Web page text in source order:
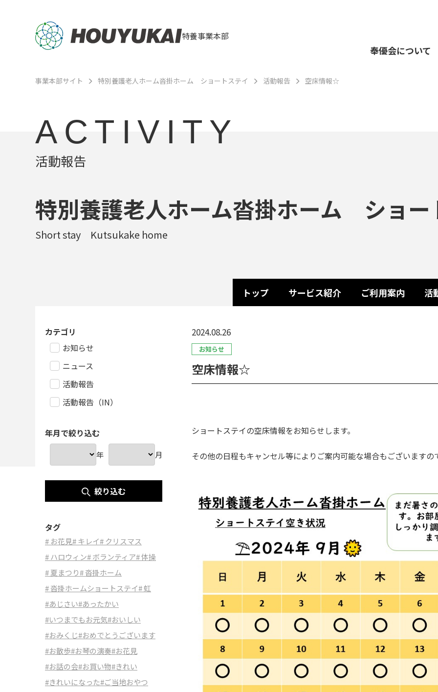
特養事業本部
奉優会について
事業本部サイト 特別養護老人ホーム沓掛ホーム ショートステイ 活動報告 空床情報☆
ACTIVITY
活動報告
特別養護老人ホーム沓掛ホーム ショー
Short stay Kutsukake home
トップ サービス紹介 ご利用案内 活
2024.08.26
お知らせ
空床情報☆
ショートステイの空床情報をお知らせします。
その他の日程もキャンセル等によりご案内可能な場合もございます
カテゴリ
お知らせ
ニュース
活動報告
活動報告（IN）
年月で絞り込む
年 月
絞り込む
タグ
# お花見# キレイ# クリスマス
# ハロウィン# ボランティア# 体操
# 夏まつり# 沓掛ホーム
# 沓掛ホームショートステイ# 虹
#あじさい#あったかい
#いつまでもお元気#おいしい
#おみくじ#おめでとうございます
#お散歩#お琴の演奏#お花見
#お話の会#お買い物#きれい
#きれいになった#ご当地おやつ